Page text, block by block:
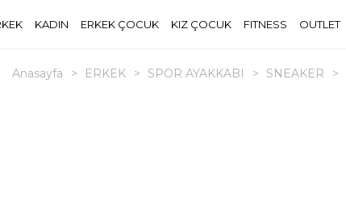
KADIN ERKEK ÇOCUK KIZ ÇOCUK FITNESS OUTLET
Anasayfa > ERKEK > SPOR AYAKKABI > SNEAKER >